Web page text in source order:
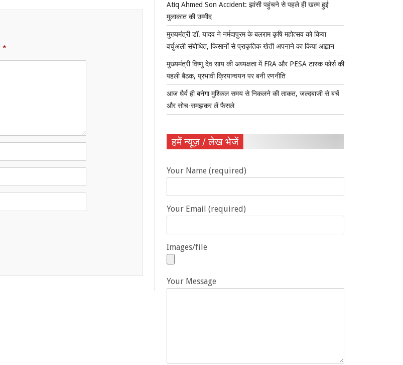
*
Atiq Ahmed Son Accident: झांसी पहुंचने से पहले ही खत्म हुई
मुलाकात की उम्मीद
मुख्यमंत्री डॉ. यादव ने नर्मदापुरम के बलराम कृषि महोत्सव को किया
वर्चुअली संबोधित, किसानों से प्राकृतिक खेती अपनाने का किया आह्वान
मुख्यमंत्री विष्णु देव साय की अध्यक्षता में FRA और PESA टास्क फोर्स की
पहली बैठक, प्रभावी क्रियान्वयन पर बनी रणनीति
आज धैर्य ही बनेगा मुश्किल समय से निकलने की ताकत, जल्दबाजी से बचें
और सोच-समझकर लें फैसले
हमें न्यूज़ / लेख भेजें
Your Name (required)
Your Email (required)
Images/file
Your Message